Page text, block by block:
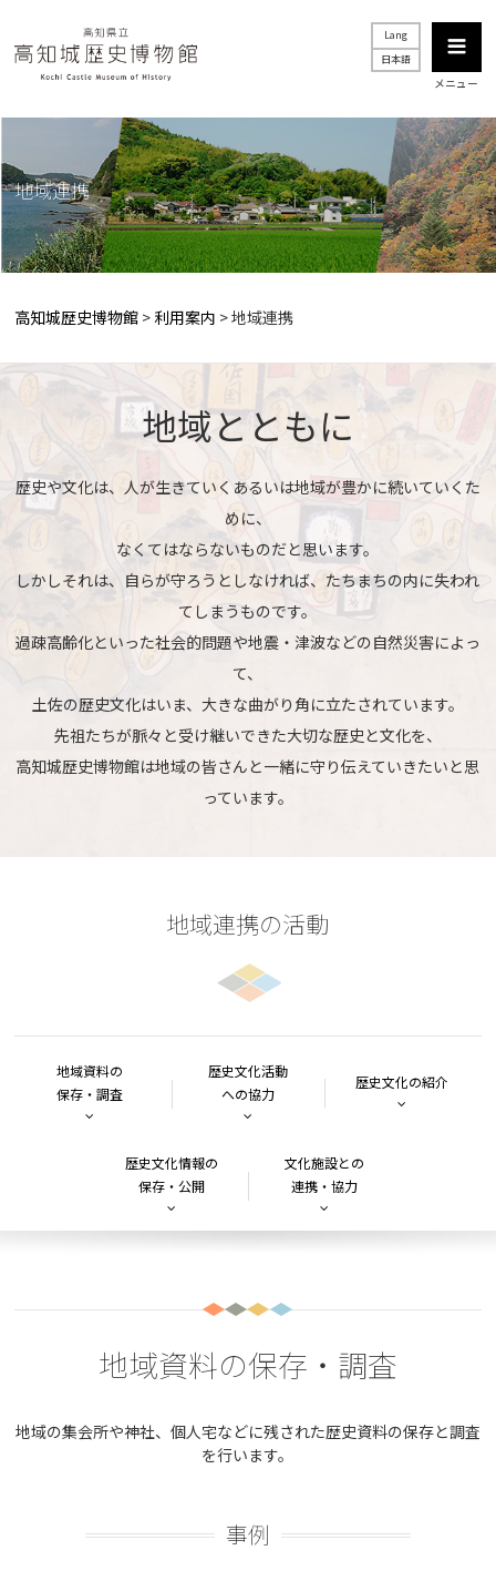
Lang
日本語
メニュー
地域連携
高知城歴史博物館 >利用案内 >地域連携
地域とともに
歴史や文化は、人が生きていくあるいは地域が豊かに続いていくた
めに、
なくてはならないものだと思います。
しかしそれは、自らが守ろうとしなければ、たちまちの内に失われ
てしまうものです。
過疎高齢化といった社会的問題や地震・津波などの自然災害によっ
て、
土佐の歴史文化はいま、大きな曲がり角に立たされています。
先祖たちが脈々と受け継いできた大切な歴史と文化を、
高知城歴史博物館は地域の皆さんと一緒に守り伝えていきたいと思
っています。
地域連携の活動
地域資料の
保存・調査
歴史文化活動
への協力
歴史文化の紹介
歴史文化情報の
保存・公開
文化施設との
連携・協力
地域資料の保存・調査
地域の集会所や神社、個人宅などに残された歴史資料の保存と調査
を行います。
事例